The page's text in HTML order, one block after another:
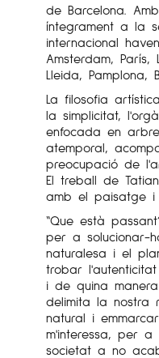
de Barcelona.
íntegrament a la
internacional
Amsterdam,
Lleida, Pamplona,
La filosofia
la simplicitat,
enfocada en
atemporal,
preocupació de
El treball de
amb el paisatge
“Que està
per a solucionar-
naturalesa i el
trobar
i de quina
delimita la nostra
natural i
m'interessa, per
societat a no